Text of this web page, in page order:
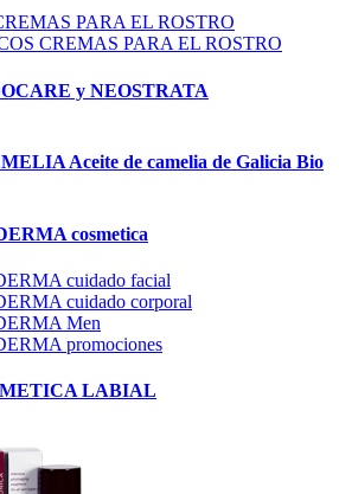
PARA EL ROSTRO
CREMAS PARA EL ROSTRO
y NEOSTRATA
Aceite de camelia de Galicia Bio
cosmetica
cuidado facial
cuidado corporal
Men
promociones
LABIAL